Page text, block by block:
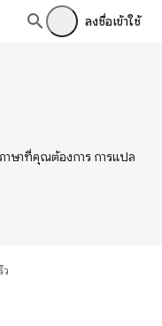
ลงชื่อเข้าใช้
าษาที่คุณต้องการ การแปล
ว